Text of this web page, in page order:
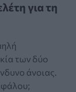
για τη
των δύο
άνοιας.